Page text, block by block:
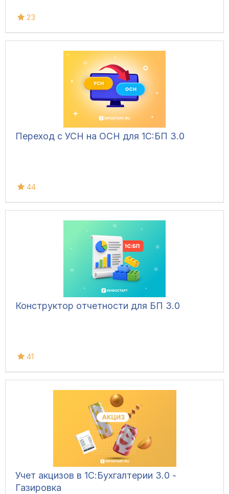
23
Переход с УСН на ОСН для 1C:БП 3.0
44
Конструктор отчетности для БП 3.0
41
Учет акцизов в 1С:Бухгалтерии 3.0 -
Газировка